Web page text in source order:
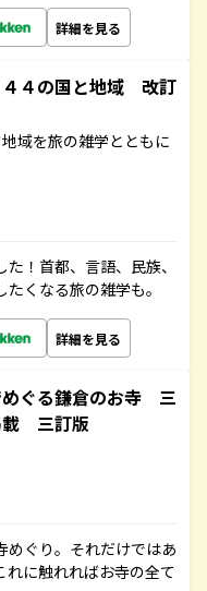
詳細を見る
４の国と地域 改訂
域を旅の雑学とともに
！首都、言語、民族、
くなる旅の雑学も。
詳細を見る
ぐる鎌倉のお寺 三
載 三訂版
めぐり。それだけではあ
れに触れればお寺の全て